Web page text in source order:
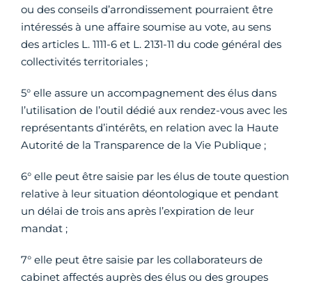
ou des conseils d’arrondissement pourraient être
intéressés à une affaire soumise au vote, au sens
des articles L. 1111-6 et L. 2131-11 du code général des
collectivités territoriales ;
5° elle assure un accompagnement des élus dans
l’utilisation de l’outil dédié aux rendez-vous avec les
représentants d’intérêts, en relation avec la Haute
Autorité de la Transparence de la Vie Publique ;
6° elle peut être saisie par les élus de toute question
relative à leur situation déontologique et pendant
un délai de trois ans après l’expiration de leur
mandat ;
7° elle peut être saisie par les collaborateurs de
cabinet affectés auprès des élus ou des groupes